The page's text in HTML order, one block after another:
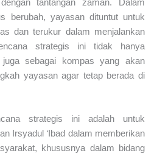
tantangan zaman. Dalam
berubah, yayasan dituntut untuk
dan terukur dalam menjalankan
strategis ini tidak hanya
juga sebagai kompas yang akan
yayasan agar tetap berada di
strategis ini adalah untuk
Irsyadul ‘Ibad dalam memberikan
khususnya dalam bidang